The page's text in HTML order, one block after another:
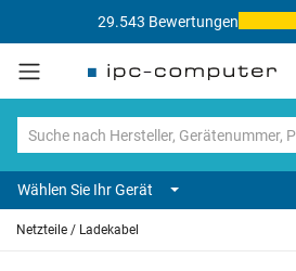
29.543 Bewertungen
Wählen Sie Ihr Gerät
Netzteile / Ladekabel